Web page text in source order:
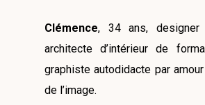
Clémence, 34 ans, designer
architecte d’intérieur de
graphiste autodidacte par
de l’image.